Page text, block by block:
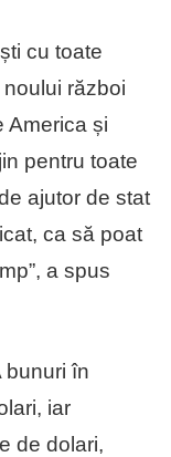
cu toate
război
America și
pentru toate
ajutor de stat
ca să poat
a spus
bunuri în
iar
de dolari,